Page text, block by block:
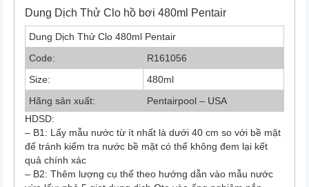
Dung Dịch Thử Clo hồ bơi 480ml Pentair
Dung Dịch Thử Clo 480ml Pentair
Code:
R161056
Size:
480ml
Hãng sản xuất:
Pentairpool – USA
HDSD:
– B1: Lấy mẫu nước từ ít nhất là dưới 40 cm so với bề mặt
để tránh kiểm tra nước bề mặt có thể không đem lại kết
quả chính xác
– B2: Thêm lượng cụ thể theo hướng dẫn vào mẫu nước